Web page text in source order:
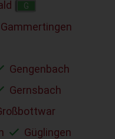
G
Gammertingen
Gengenbach
Gernsbach
Güglingen